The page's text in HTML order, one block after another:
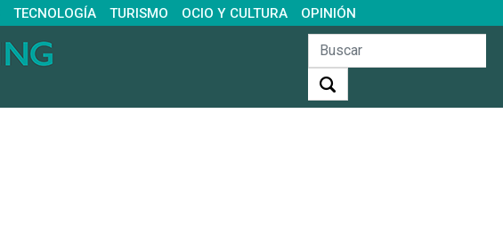
TECNOLOGÍA TURISMO OCIO Y CULTURA OPINIÓN